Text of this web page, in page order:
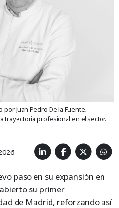
Juan Pedro De la Fuente,
trayectoria profesional en el sector.
paso en su expansión en
su primer
de Madrid, reforzando así